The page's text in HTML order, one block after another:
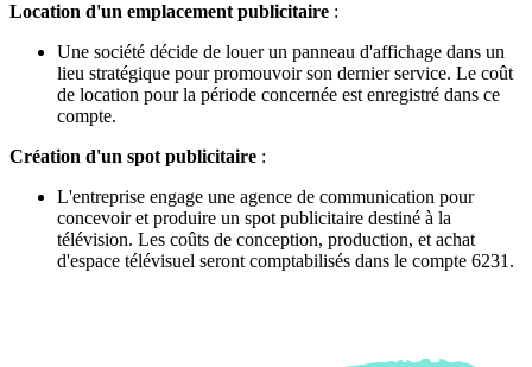
Location d'un emplacement publicitaire :
Une société décide de louer un panneau d'affichage dans un
lieu stratégique pour promouvoir son dernier service. Le coût
de location pour la période concernée est enregistré dans ce
compte.
Création d'un spot publicitaire :
L'entreprise engage une agence de communication pour
concevoir et produire un spot publicitaire destiné à la
télévision. Les coûts de conception, production, et achat
d'espace télévisuel seront comptabilisés dans le compte 6231.